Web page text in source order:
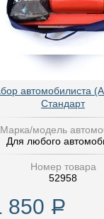
автомобилиста
Стандарт
Марка/модель
Для любого
Номер товара
52958
850 Р